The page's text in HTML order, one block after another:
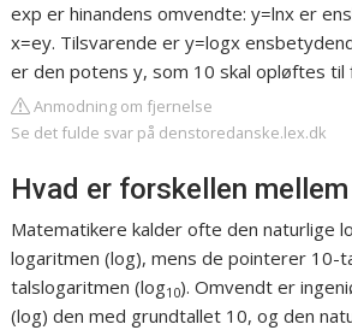
exp er hinandens omvendte: y=lnx er
x=ey. Tilsvarende er y=logx
er den potens y, som 10 skal opløftes til
Anmodning om fjernelse
Se det fulde svar på denstoredanske.lex.dk
Hvad er forskellen
Matematikere kalder ofte den naturlige
logaritmen (log), mens de pointerer 10-
talslogaritmen (log10). Omvendt er
(log) den med grundtallet 10, og den